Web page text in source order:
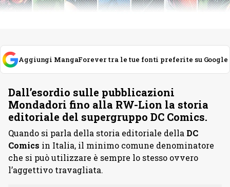
Aggiungi MangaForever tra le tue fonti preferite su Google
Dall’esordio sulle pubblicazioni
Mondadori fino alla RW-Lion la storia
editoriale del supergruppo DC Comics.
Quando si parla della storia editoriale della DC
Comics in Italia, il minimo comune denominatore
che si può utilizzare è sempre lo stesso ovvero
l’aggettivo travagliata.